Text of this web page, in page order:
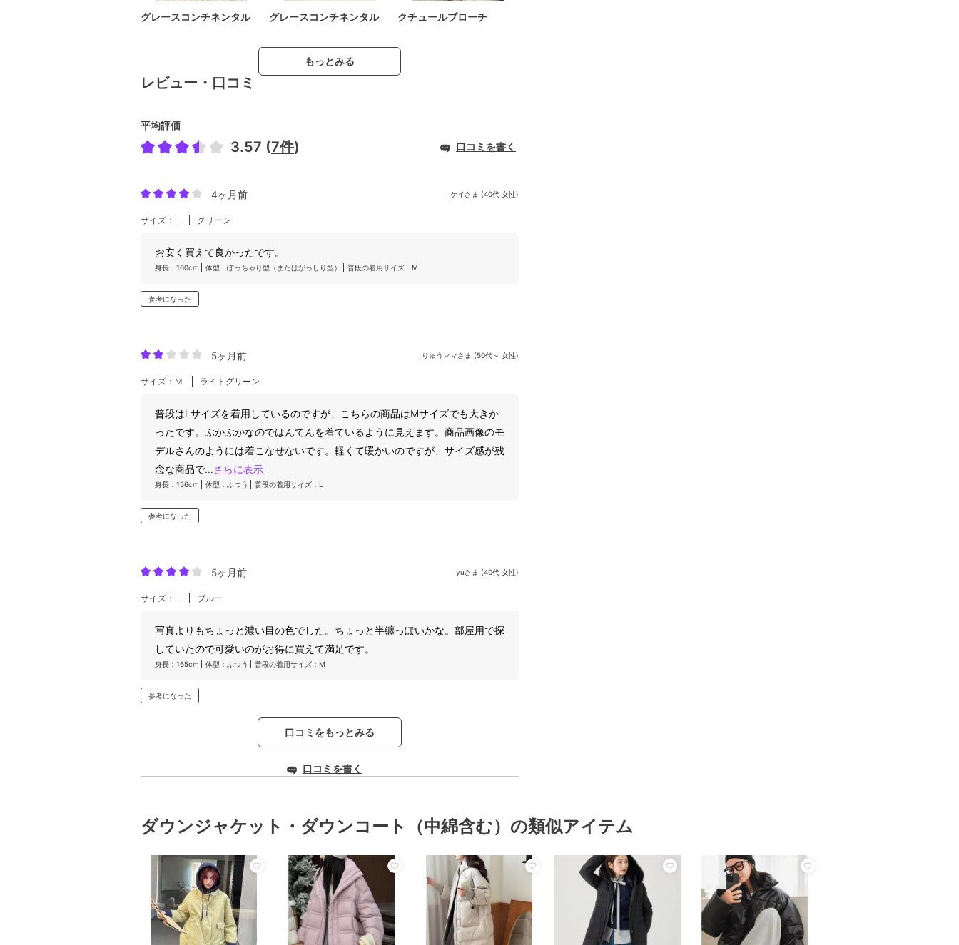
グレースコンチネンタル グレースコンチネンタル クチュールブローチ
もっとみる
レビュー・口コミ
平均評価
3.57 (7件) 口コミを書く
4ヶ月前 ケイ さま (40代 女性)
サイズ：L グリーン
お安く買えて良かったです。
身長：160cm 体型：ぽっちゃり型（またはがっしり型） 普段の着用サイズ：M
参考になった
5ヶ月前 りゅうママさま (50代～ 女性)
サイズ：M ライトグリーン
普段はLサイズを着用しているのですが、こちらの商品はMサイズでも大きか
ったです。ぶかぶかなのではんてんを着ているように見えます。商品画像のモ
デルさんのようには着こなせないです。軽くて暖かいのですが、サイズ感が残
念な商品で... さらに表示
身長：156cm 体型：ふつう 普段の着用サイズ：L
参考になった
5ヶ月前 yuさま (40代 女性)
サイズ：L ブルー
写真よりもちょっと濃い目の色でした。ちょっと半纏っぽいかな。部屋用で探
していたので可愛いのがお得に買えて満足です。
身長：165cm 体型：ふつう 普段の着用サイズ：M
参考になった
口コミをもっとみる
口コミを書く
ダウンジャケット・ダウンコート（中綿含む）の類似アイテム